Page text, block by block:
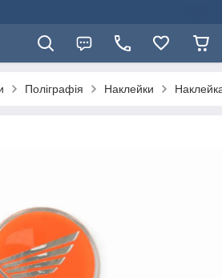
Поліграфія Наклейки